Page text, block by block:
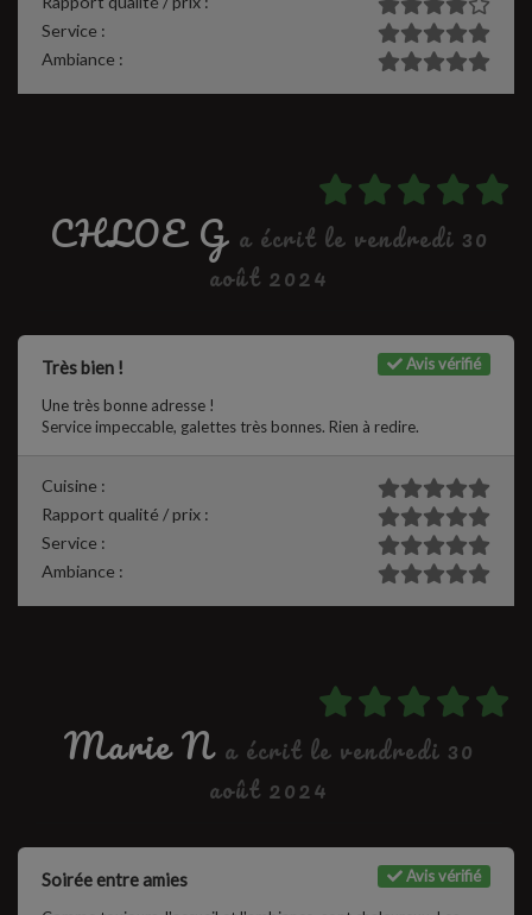
Service :
Ambiance :
CHLOE G a écrit le vendredi 30
août 2024
Avis vérifié
Très bien !
Une très bonne adresse !
Service impeccable, galettes très bonnes. Rien à redire.
Cuisine :
Rapport qualité / prix :
Service :
Ambiance :
Marie N a écrit le vendredi 30
août 2024
Avis vérifié
Soirée entre amies